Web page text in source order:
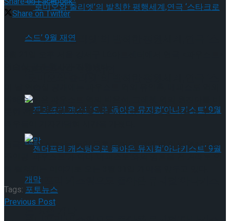
‘로미오와 줄리엣’의 발칙한 평행세계,연극 ‘스
젠더프리 캐스팅으로 돌아온 뮤지컬’아나키스
타크로스드’ 9월 재연
Share on Twitter
박해수, 젊은 파우스트 역의 박은석, 그레첸 역의 원진아를 비
롯한 전 출연진이 연습 장면을 시연했고 양정웅 연출과 주연
연극 <파우스트>는 독일 문호의 거장 ‘괴테’의 인생 역작으로
주인공 ‘파우스트’가 악마 ‘메피스토’와의 영혼을 건 거래로 인
Tags: 포토뉴스
Previous Post